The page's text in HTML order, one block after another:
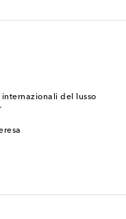
del lusso